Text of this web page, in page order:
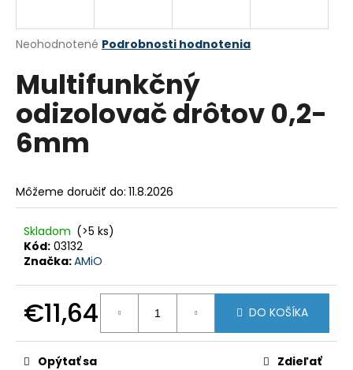
Priemerné
produktu
je
z
5
hviezdičiek.
Neohodnotené Podrobnosti hodnotenia
Multifunkčný
odizolovač drôtov 0,2-
6mm
Môžeme doručiť do: 11.8.2026
Skladom (>5 ks)
Kód: 03132
Značka:AMiO
€11,64
cena:
DO KOŠÍKA
Opýtať sa Zdieľať
j
ť
?
O
d
p
o
ú
č